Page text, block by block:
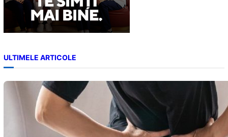
ULTIMELE ARTICOLE